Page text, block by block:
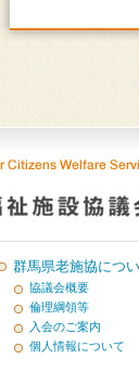
群馬県老施協につ
協議会概要
倫理綱領等
入会のご案内
個人情報について